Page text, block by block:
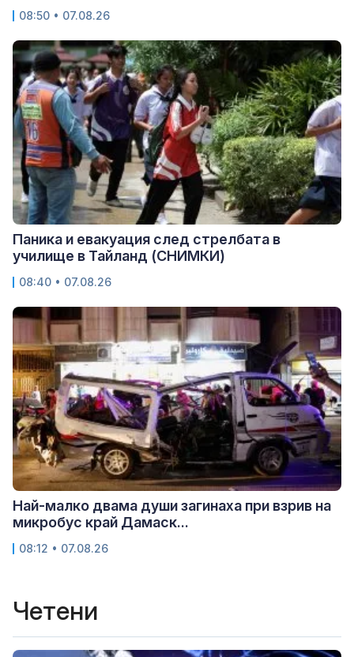
08:50 • 07.08.26
Паника и евакуация след стрелбата в
училище в Тайланд (СНИМКИ)
08:40 • 07.08.26
Най-малко двама души загинаха при взрив на
микробус край Дамаск...
08:12 • 07.08.26
Четени